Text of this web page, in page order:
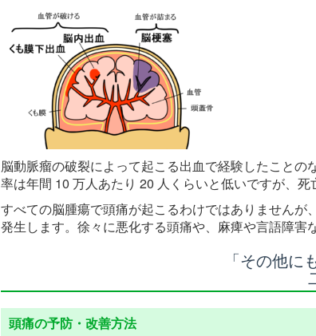
脳動脈瘤の破裂によって起こる出血で経験したこと
率は年間 10 万人あたり 20 人くらいと低いですが、死
すべての脳腫瘍で頭痛が起こるわけではありません
発生します。徐々に悪化する頭痛や、麻痺や言語障害
「その他
頭痛の予防・改善方法